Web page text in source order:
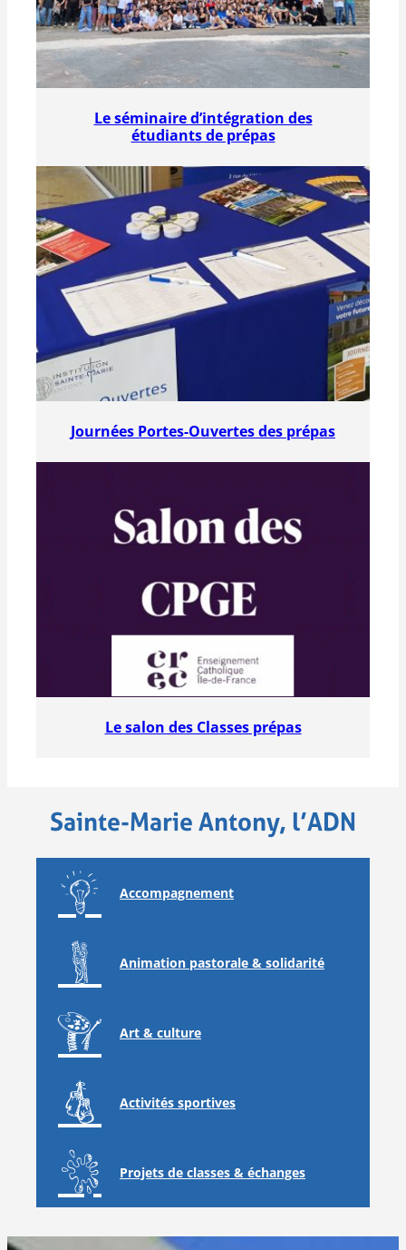
Le séminaire d’intégration des
étudiants de prépas
Journées Portes-Ouvertes des prépas
Le salon des Classes prépas
Sainte-Marie Antony, l’ADN
Accompagnement
Animation pastorale & solidarité
Art & culture
Activités sportives
Projets de classes & échanges